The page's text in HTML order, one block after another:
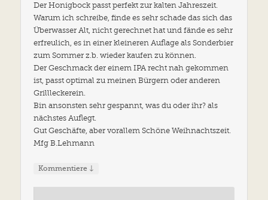
Der Honigbock passt perfekt zur kalten Jahreszeit.
Warum ich schreibe, finde es sehr schade das sich das
Überwasser Alt, nicht gerechnet hat und fände es sehr
erfreulich, es in einer kleineren Auflage als Sonderbier
zum Sommer z.b. wieder kaufen zu können.
Der Geschmack der einem IPA recht nah gekommen
ist, passt optimal zu meinen Bürgern oder anderen
Grillleckerein.
Bin ansonsten sehr gespannt, was du oder ihr? als
nächstes Auflegt.
Gut Geschäfte, aber vorallem Schöne Weihnachtszeit.
Mfg B.Lehmann
Kommentiere ↓